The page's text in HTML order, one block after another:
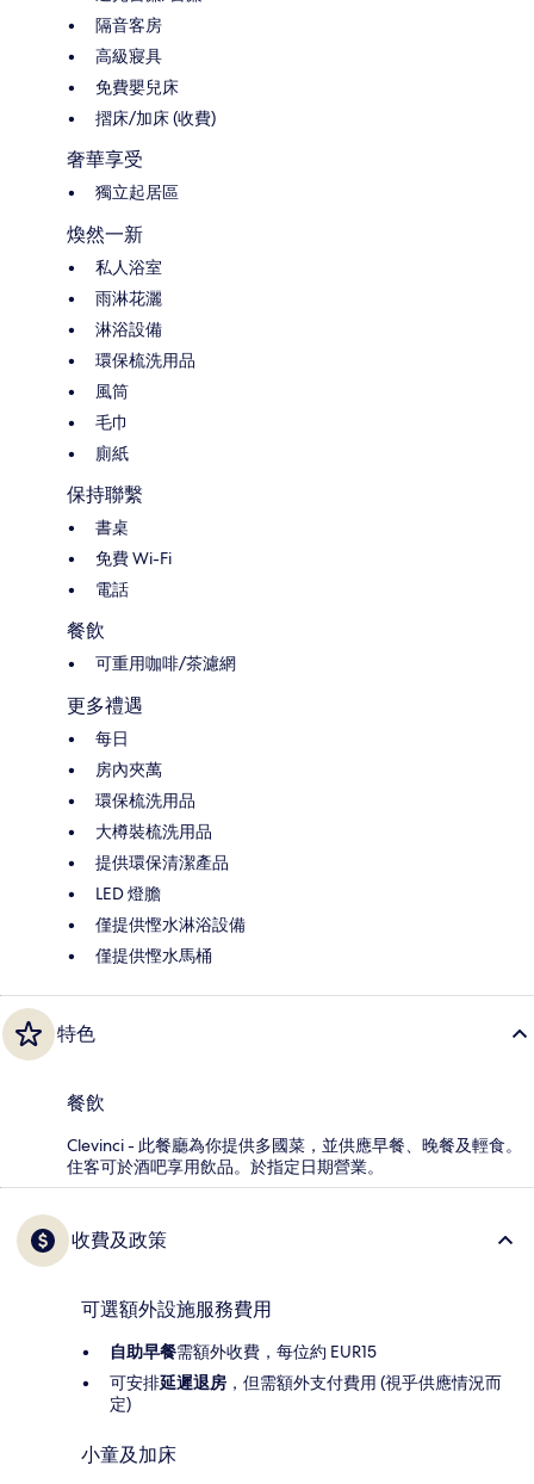
隔音客房
高級寢具
免費嬰兒床
摺床/加床 (收費)
奢華享受
獨立起居區
煥然一新
私人浴室
雨淋花灑
淋浴設備
環保梳洗用品
風筒
毛巾
廁紙
保持聯繫
書桌
免費 Wi-Fi
電話
餐飲
可重用咖啡/茶濾網
更多禮遇
每日
房內夾萬
環保梳洗用品
大樽裝梳洗用品
提供環保清潔產品
LED 燈膽
僅提供慳水淋浴設備
僅提供慳水馬桶
特色
餐飲
Clevinci - 此餐廳為你提供多國菜，並供應早餐、晚餐及輕食。
住客可於酒吧享用飲品。於指定日期營業。
收費及政策
可選額外設施服務費用
自助早餐需額外收費，每位約 EUR15
可安排延遲退房 ，但需額外支付費用 (視乎供應情況而
定)
小童及加床